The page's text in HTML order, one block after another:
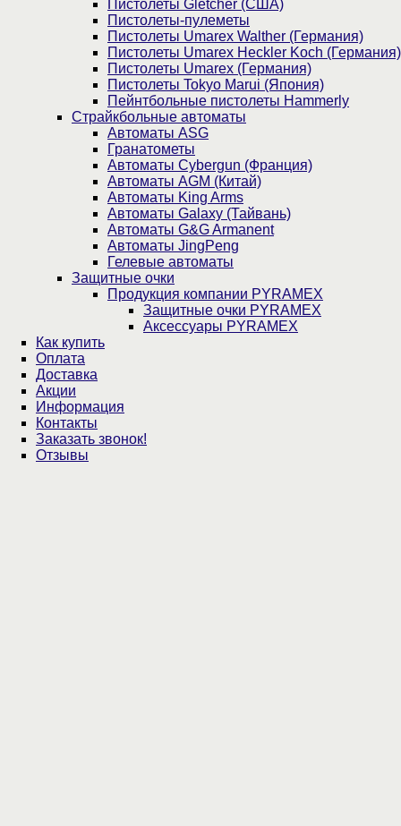
Пистолеты Gletcher (США)
Пистолеты-пулеметы
Пистолеты Umarex Walther (Германия)
Пистолеты Umarex Heckler Koch (Германия)
Пистолеты Umarex (Германия)
Пистолеты Tokyo Marui (Япония)
Пейнтбольные пистолеты Hammerly
Страйкбольные автоматы
Автоматы ASG
Гранатометы
Автоматы Cybergun (Франция)
Автоматы AGM (Китай)
Автоматы King Arms
Автоматы Galaxy (Тайвань)
Автоматы G&G Armanent
Автоматы JingPeng
Гелевые автоматы
Защитные очки
Продукция компании PYRAMEX
Защитные очки PYRAMEX
Аксессуары PYRAMEX
Как купить
Оплата
Доставка
Акции
Информация
Контакты
Заказать звонок!
Отзывы